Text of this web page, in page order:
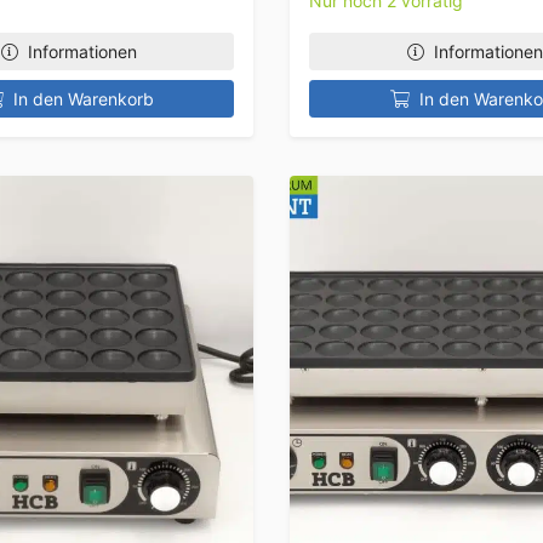
Informationen
In den Warenkorb
Informationen
In den